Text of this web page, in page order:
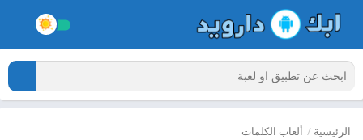
الرئيسية / ألعاب الكلمات